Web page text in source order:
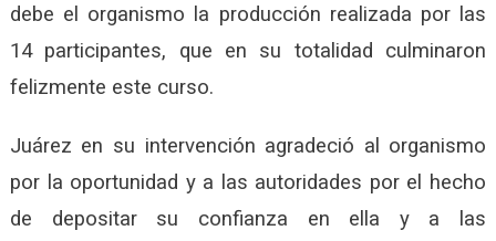
debe el organismo la producción realizada por las
14 participantes, que en su totalidad culminaron
felizmente este curso.
Juárez en su intervención agradeció al organismo
por la oportunidad y a las autoridades por el hecho
de depositar su confianza en ella y a las